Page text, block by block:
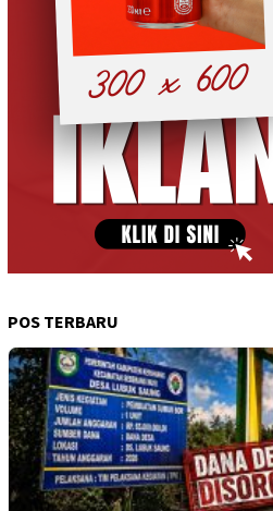
POS TERBARU